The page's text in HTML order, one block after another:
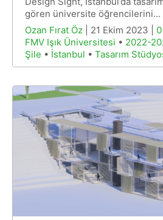
gören üniversite öğrencilerini…
Ozan Fırat Öz | 21 Ekim 2023 |
FMV Işık Üniversitesi • 2022-
Şile • İstanbul • Tasarım